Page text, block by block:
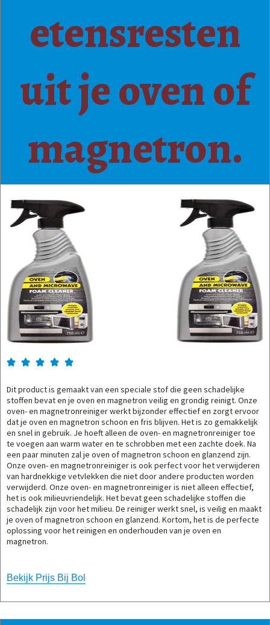
etensresten
uit je oven of
magnetron.
    
Dit product is gemaakt van een speciale stof die geen schadelijke
stoffen bevat en je oven en magnetron veilig en grondig reinigt. Onze
oven- en magnetronreiniger werkt bijzonder effectief en zorgt ervoor
dat je oven en magnetron schoon en fris blijven. Het is zo gemakkelijk
en snel in gebruik. Je hoeft alleen de oven- en magnetronreiniger toe
te voegen aan warm water en te schrobben met een zachte doek. Na
een paar minuten zal je oven of magnetron schoon en glanzend zijn.
Onze oven- en magnetronreiniger is ook perfect voor het verwijderen
van hardnekkige vetvlekken die niet door andere producten worden
verwijderd. Onze oven- en magnetronreiniger is niet alleen effectief,
het is ook milieuvriendelijk. Het bevat geen schadelijke stoffen die
schadelijk zijn voor het milieu. De reiniger werkt snel, is veilig en maakt
je oven of magnetron schoon en glanzend. Kortom, het is de perfecte
oplossing voor het reinigen en onderhouden van je oven en
magnetron.
Bekijk Prijs Bij Bol